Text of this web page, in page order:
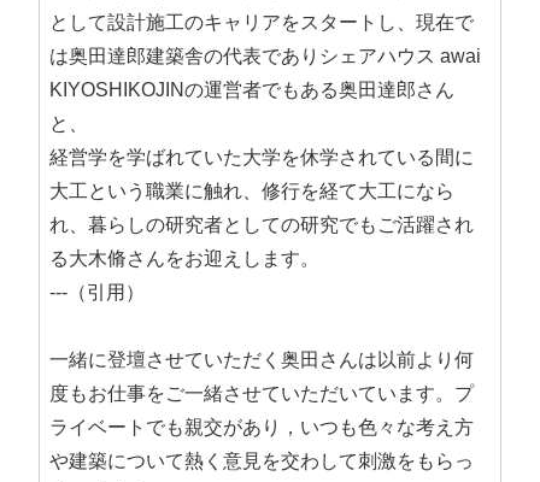
として設計施工のキャリアをスタートし、現在で
は奥田達郎建築舎の代表でありシェアハウス awai
KIYOSHIKOJINの運営者でもある奥田達郎さん
と、
経営学を学ばれていた大学を休学されている間に
大工という職業に触れ、修行を経て大工になら
れ、暮らしの研究者としての研究でもご活躍され
る大木脩さんをお迎えします。
---（引用）
一緒に登壇させていただく奥田さんは以前より何
度もお仕事をご一緒させていただいています。プ
ライベートでも親交があり，いつも色々な考え方
や建築について熱く意見を交わして刺激をもらっ